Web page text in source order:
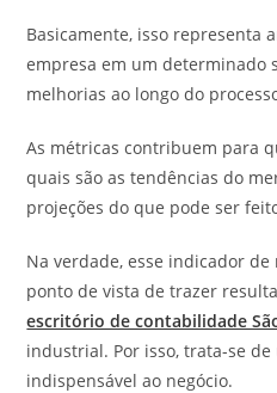
Basicamente, isso representa
empresa em um determinado
melhorias ao longo do
As métricas contribuem para
quais são as tendências do
projeções do que pode ser
Na verdade, esse indicador
ponto de vista de trazer
escritório de contabilidade
industrial. Por isso, trata-se
indispensável ao negócio.